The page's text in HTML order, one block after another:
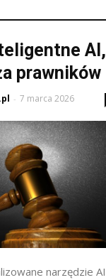
AI,
prawników
- 7 marca 2026
narzędzie AI